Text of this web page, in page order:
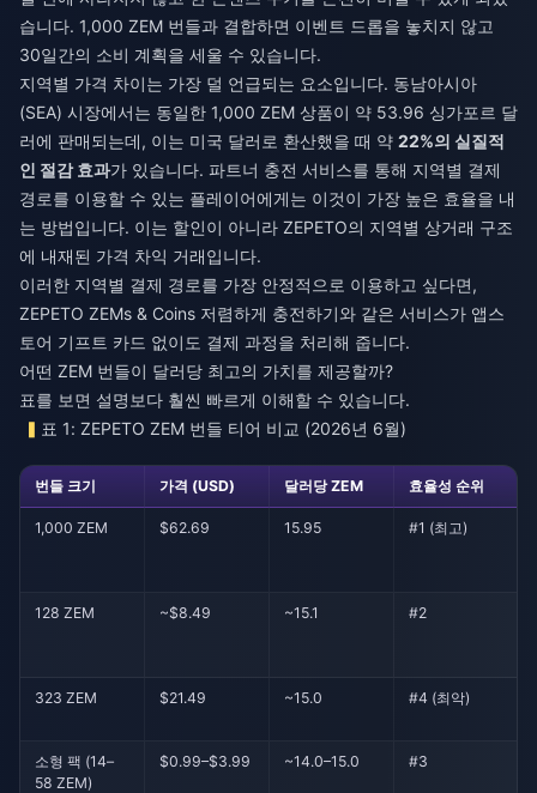
습니다. 1,000 ZEM 번들과 결합하면 이벤트 드롭을 놓치지 않고
30일간의 소비 계획을 세울 수 있습니다.
지역별 가격 차이는 가장 덜 언급되는 요소입니다. 동남아시아
(SEA) 시장에서는 동일한 1,000 ZEM 상품이 약 53.96 싱가포르 달
러에 판매되는데, 이는 미국 달러로 환산했을 때 약 22%의 실질적
인 절감 효과가 있습니다. 파트너 충전 서비스를 통해 지역별 결제
경로를 이용할 수 있는 플레이어에게는 이것이 가장 높은 효율을 내
는 방법입니다. 이는 할인이 아니라 ZEPETO의 지역별 상거래 구조
에 내재된 가격 차익 거래입니다.
이러한 지역별 결제 경로를 가장 안정적으로 이용하고 싶다면,
ZEPETO ZEMs & Coins 저렴하게 충전하기와 같은 서비스가 앱스
토어 기프트 카드 없이도 결제 과정을 처리해 줍니다.
어떤 ZEM 번들이 달러당 최고의 가치를 제공할까?
표를 보면 설명보다 훨씬 빠르게 이해할 수 있습니다.
표 1: ZEPETO ZEM 번들 티어 비교 (2026년 6월)
번들 크기 가격 (USD) 달러당 ZEM 효율성 순위
1,000 ZEM $62.69 15.95 #1 (최고)
128 ZEM ~$8.49 ~15.1 #2
323 ZEM $21.49 ~15.0 #4 (최악)
소형 팩 (14–
58 ZEM)
$0.99–$3.99 ~14.0–15.0 #3